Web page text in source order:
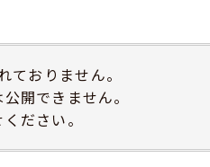
おりません。
開できません。
ださい。